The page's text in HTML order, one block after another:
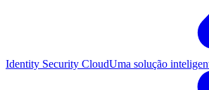
Identity Security CloudUma solução